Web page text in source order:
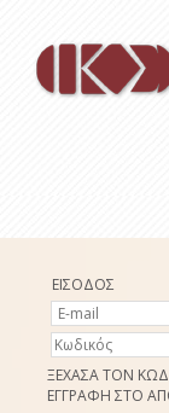
ΕΙΣΟΔΟΣ
ΞΕΧΑΣΑ ΤΟΝ
ΕΓΓΡΑΦΗ ΣΤΟ